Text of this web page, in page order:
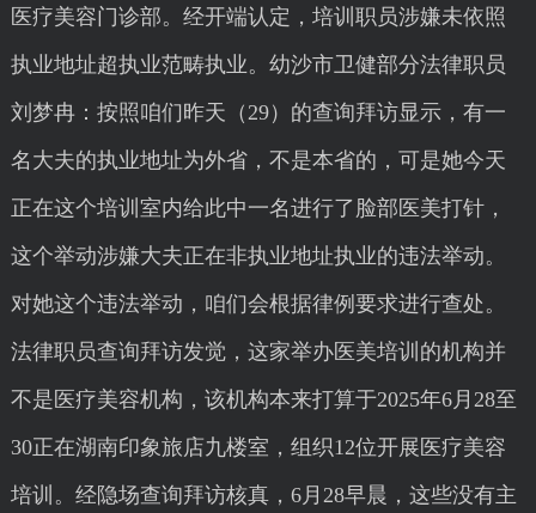
医疗美容门诊部。经开端认定，培训职员涉嫌未依照
执业地址超执业范畴执业。幼沙市卫健部分法律职员
刘梦冉：按照咱们昨天（29）的查询拜访显示，有一
名大夫的执业地址为外省，不是本省的，可是她今天
正在这个培训室内给此中一名进行了脸部医美打针，
这个举动涉嫌大夫正在非执业地址执业的违法举动。
对她这个违法举动，咱们会根据律例要求进行查处。
法律职员查询拜访发觉，这家举办医美培训的机构并
不是医疗美容机构，该机构本来打算于2025年6月28至
30正在湖南印象旅店九楼室，组织12位开展医疗美容
培训。经隐场查询拜访核真，6月28早晨，这些没有主